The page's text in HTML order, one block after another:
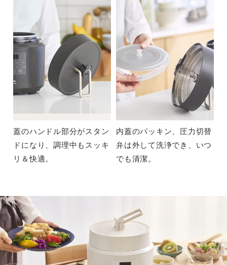
蓋のハンドル部分がスタン
ドになり、調理中もスッキ
リ＆快適。
内蓋のパッキン、圧力切替
弁は外して洗浄でき、いつ
でも清潔。